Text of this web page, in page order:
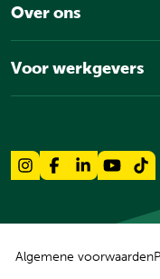
Over ons
Voor werkgevers
Algemene voorwaarden